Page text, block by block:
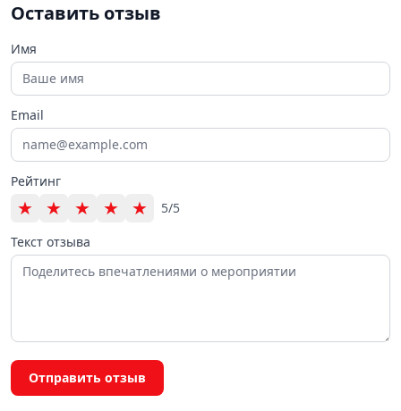
Оставить отзыв
Имя
Email
Рейтинг
★ ★ ★ ★ ★
5/5
Текст отзыва
Отправить отзыв